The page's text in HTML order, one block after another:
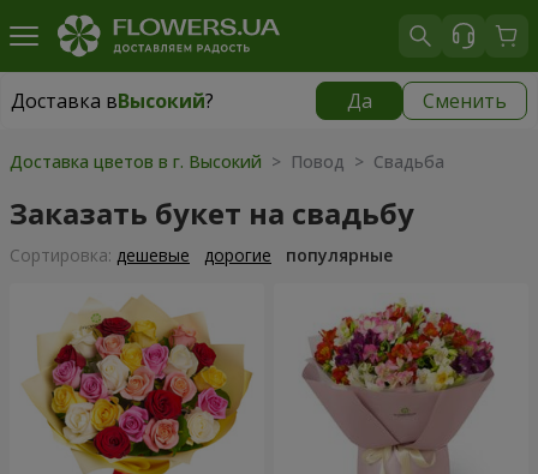
Доставка вВысокий? Да Сменить
Доставка вВысокий|
Доставка цветов в г. Высокий > Повод > Свадьба
Заказать букет на свадьбу
Cортировка: дешевые дорогие популярные